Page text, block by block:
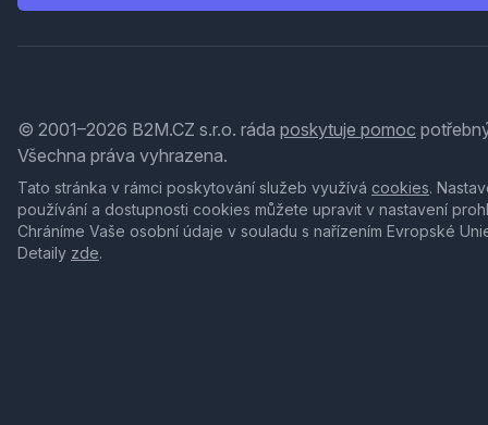
© 2001–2026 B2M.CZ s.r.o. ráda poskytuje pomoc
Všechna práva vyhrazena.
Tato stránka v rámci poskytování služeb využívá cookies.
používání a dostupnosti cookies můžete upravit v nastavení
Chráníme Vaše osobní údaje v souladu s nařízením Evropské
Detaily zde.